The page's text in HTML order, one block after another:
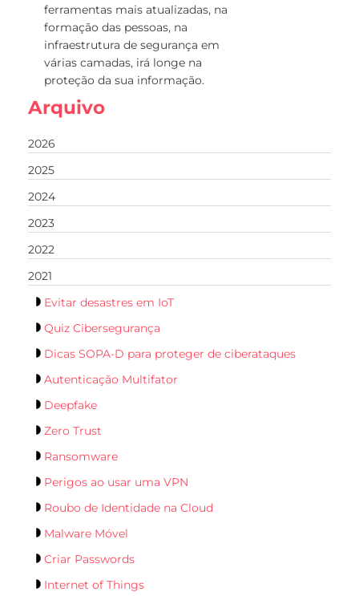
ferramentas mais atualizadas, na
formação das pessoas, na
infraestrutura de segurança em
várias camadas, irá longe na
proteção da sua informação.
Arquivo
2026
2025
2024
2023
2022
2021
Evitar desastres em IoT
Quiz Cibersegurança
Dicas SOPA-D para proteger de ciberataques
Autenticação Multifator
Deepfake
Zero Trust
Ransomware
Perigos ao usar uma VPN
Roubo de Identidade na Cloud
Malware Móvel
Criar Passwords
Internet of Things